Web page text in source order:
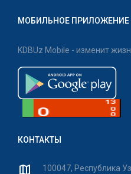
МОБИЛЬНОЕ ПРИЛОЖЕНИЕ
KDBUz Mobile - изменит
КОНТАКТЫ
100047, Республика